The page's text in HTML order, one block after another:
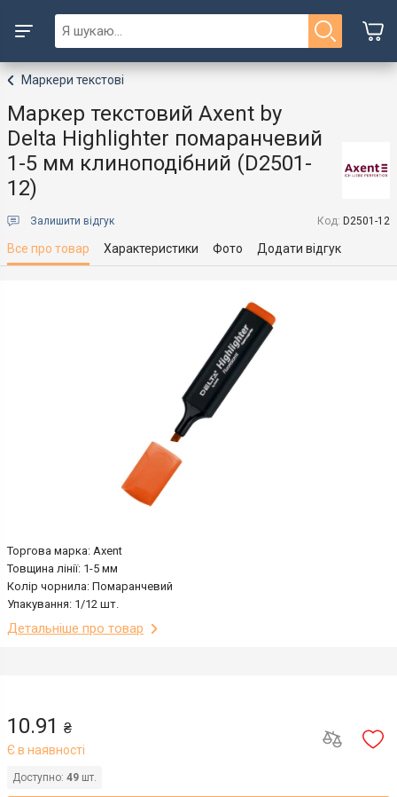
Маркери текстові
Маркер текстовий Axent by
Delta Highlighter помаранчевий
1-5 мм клиноподібний (D2501-
12)
Залишити відгук Код: D2501-12
Все про товар Характеристики Фото Додати відгук
Торгова марка: Axent
Товщина лінії: 1-5 мм
Колір чорнила: Помаранчевий
Упакування: 1/12 шт.
Детальніше про товар
10.91 ₴
Є в наявності
Доступно: 49 шт.